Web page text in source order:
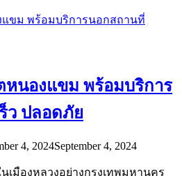
หนองแขม พร้อมบริการ
ว ปลอดภัย
4, 2024September 4, 2024
เมืองหลวงอย่างกรุงเทพมหานคร